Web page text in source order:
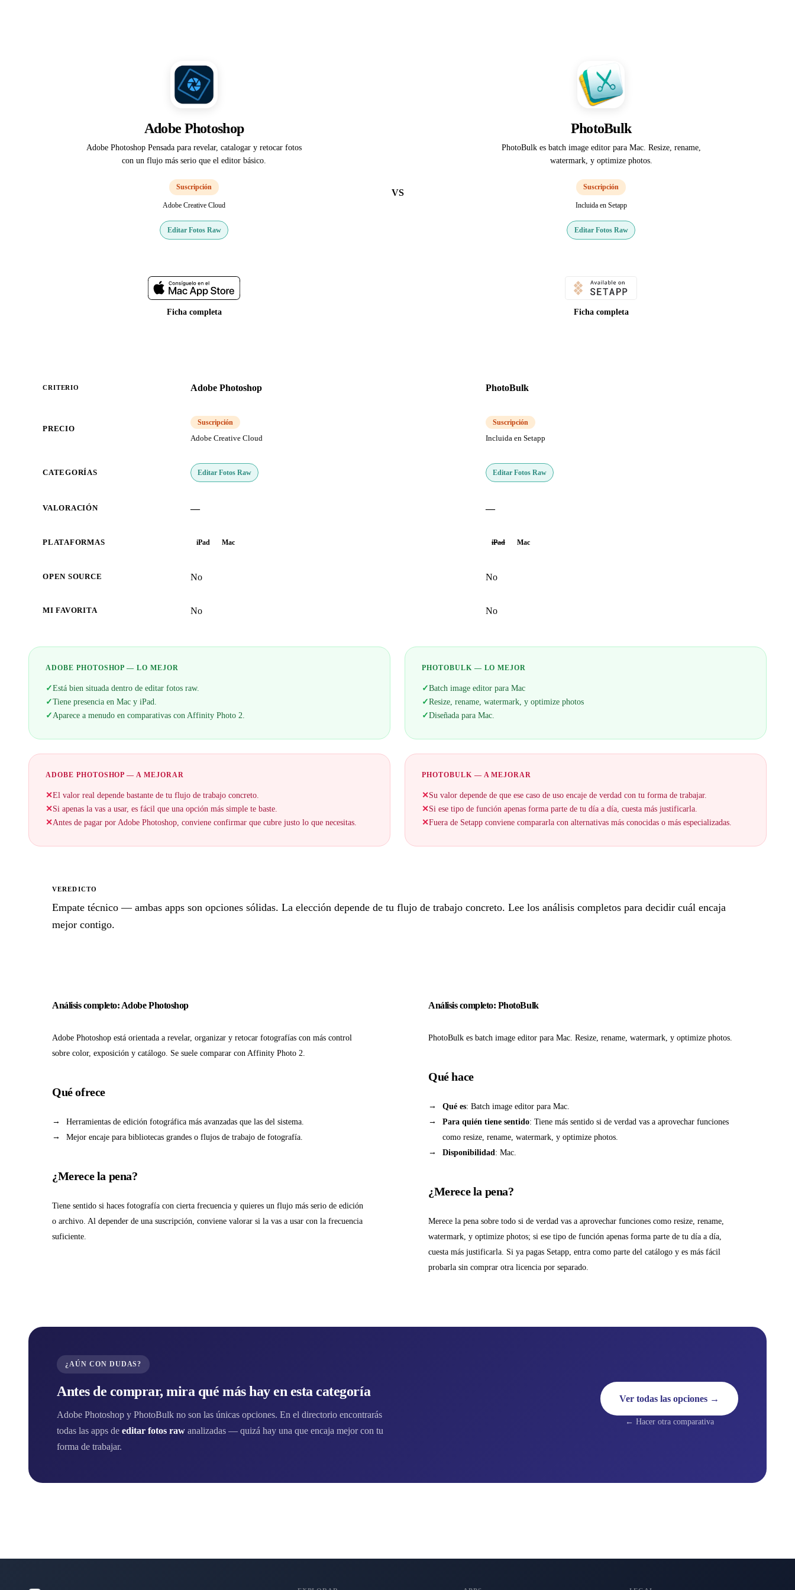
Adobe Photoshop
Adobe Photoshop Pensada para revelar, catalogar y retocar fotos
con un flujo más serio que el editor básico.
Suscripción
Adobe Creative Cloud
Editar Fotos Raw
Ficha completa
VS
PhotoBulk
PhotoBulk es batch image editor para Mac. Resize, rename,
watermark, y optimize photos.
Suscripción
Incluida en Setapp
Editar Fotos Raw
Ficha completa
CRITERIO Adobe Photoshop PhotoBulk
PRECIO
Suscripción
Adobe Creative Cloud
Suscripción
Incluida en Setapp
CATEGORÍAS Editar Fotos Raw Editar Fotos Raw
VALORACIÓN — —
PLATAFORMAS iPad Mac iPad Mac
OPEN SOURCE No No
MI FAVORITA No No
ADOBE PHOTOSHOP — LO MEJOR
✓Está bien situada dentro de editar fotos raw.
✓Tiene presencia en Mac y iPad.
✓Aparece a menudo en comparativas con Affinity Photo 2.
PHOTOBULK — LO MEJOR
✓Batch image editor para Mac
✓Resize, rename, watermark, y optimize photos
✓Diseñada para Mac.
ADOBE PHOTOSHOP — A MEJORAR
✕El valor real depende bastante de tu flujo de trabajo concreto.
✕Si apenas la vas a usar, es fácil que una opción más simple te baste.
✕Antes de pagar por Adobe Photoshop, conviene confirmar que cubre justo lo que necesitas.
PHOTOBULK — A MEJORAR
✕Su valor depende de que ese caso de uso encaje de verdad con tu forma de trabajar.
✕Si ese tipo de función apenas forma parte de tu día a día, cuesta más justificarla.
✕Fuera de Setapp conviene compararla con alternativas más conocidas o más especializadas.
VEREDICTO
Empate técnico — ambas apps son opciones sólidas. La elección depende de tu flujo de trabajo concreto. Lee los análisis completos para decidir cuál encaja
mejor contigo.
Análisis completo: Adobe Photoshop
Adobe Photoshop está orientada a revelar, organizar y retocar fotografías con más control
sobre color, exposición y catálogo. Se suele comparar con Affinity Photo 2.
Qué ofrece
Herramientas de edición fotográfica más avanzadas que las del sistema.
Mejor encaje para bibliotecas grandes o flujos de trabajo de fotografía.
¿Merece la pena?
Tiene sentido si haces fotografía con cierta frecuencia y quieres un flujo más serio de edición
o archivo. Al depender de una suscripción, conviene valorar si la vas a usar con la frecuencia
suficiente.
Análisis completo: PhotoBulk
PhotoBulk es batch image editor para Mac. Resize, rename, watermark, y optimize photos.
Qué hace
Qué es: Batch image editor para Mac.
Para quién tiene sentido: Tiene más sentido si de verdad vas a aprovechar funciones
como resize, rename, watermark, y optimize photos.
Disponibilidad: Mac.
¿Merece la pena?
Merece la pena sobre todo si de verdad vas a aprovechar funciones como resize, rename,
watermark, y optimize photos; si ese tipo de función apenas forma parte de tu día a día,
cuesta más justificarla. Si ya pagas Setapp, entra como parte del catálogo y es más fácil
probarla sin comprar otra licencia por separado.
¿AÚN CON DUDAS?
Antes de comprar, mira qué más hay en esta categoría
Adobe Photoshop y PhotoBulk no son las únicas opciones. En el directorio encontrarás
todas las apps de editar fotos raw analizadas — quizá hay una que encaja mejor con tu
forma de trabajar.
Ver todas las opciones →
← Hacer otra comparativa